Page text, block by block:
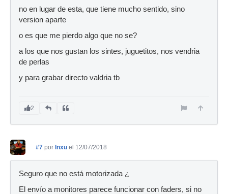
no en lugar de esta, que tiene mucho sentido, sino
version aparte
o es que me pierdo algo que no se?
a los que nos gustan los sintes, juguetitos, nos vendria
de perlas
y para grabar directo valdria tb
2
#7 por Inxu el 12/07/2018
Seguro que no está motorizada ¿
El envío a monitores parece funcionar con faders, si no